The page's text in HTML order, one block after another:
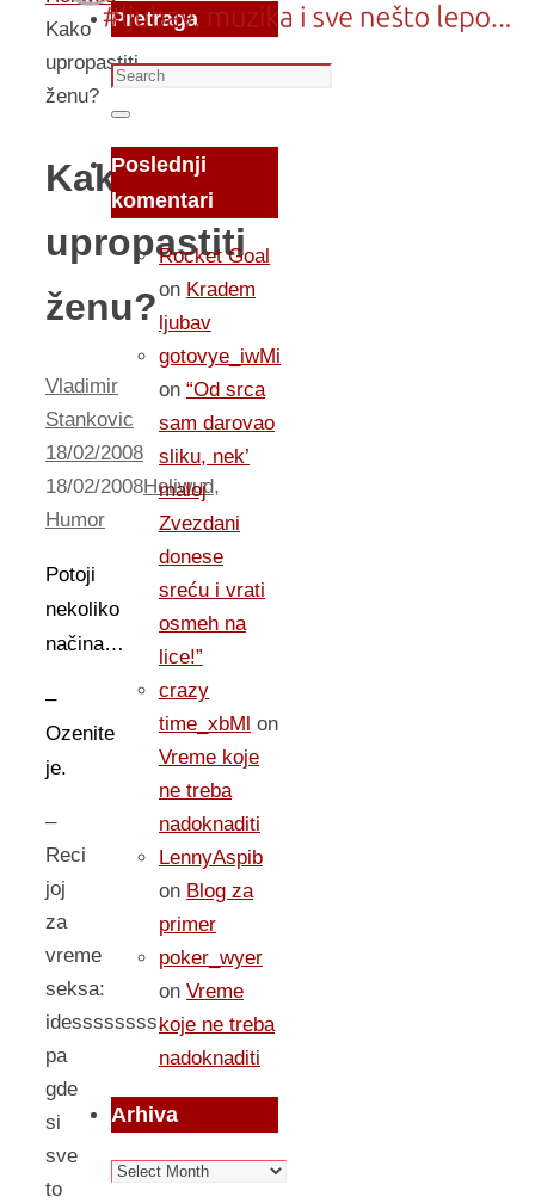
Kako
upropastiti
ženu?
Kako
upropastiti
ženu?
Vladimir
Stankovic
18/02/2008
18/02/2008Holiwud,
Humor
Potoji
nekoliko
načina…
–
Ozenite
je.
–
Reci
joj
za
vreme
seksa:
idessssssss,
pa
gde
si
sve
to
Pretraga
Search
for:
Search
Poslednji
komentari
Rocket Goal
on Kradem
ljubav
gotovye_iwMi
on “Od srca
sam darovao
sliku, nek’
maloj
Zvezdani
donese
sreću i vrati
osmeh na
lice!”
crazy
time_xbMl on
Vreme koje
ne treba
nadoknaditi
LennyAspib
on Blog za
primer
poker_wyer
on Vreme
koje ne treba
nadoknaditi
Arhiva
Arhiva